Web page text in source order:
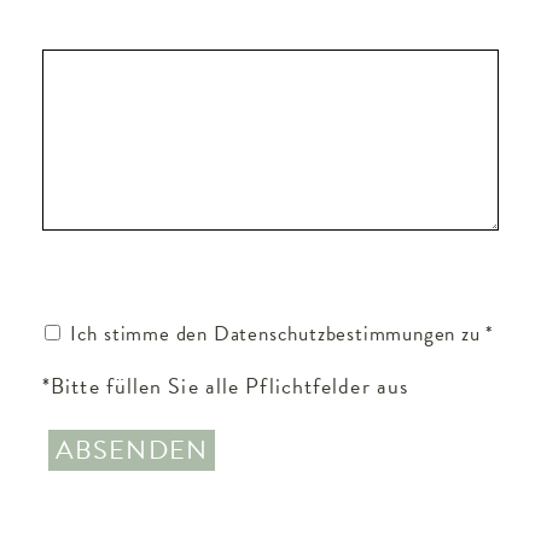
Ich stimme den Datenschutzbestimmungen zu*
*Bitte füllen Sie alle Pflichtfelder aus
ABSENDEN